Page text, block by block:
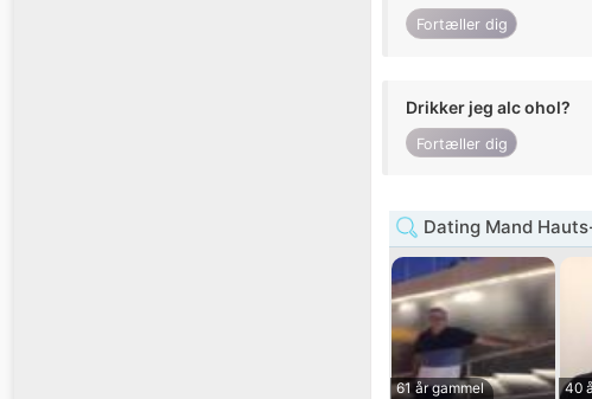
Fortæller dig
Drikker jeg alc ohol?
Fortæller dig
Dating Mand
61 år gammel
40